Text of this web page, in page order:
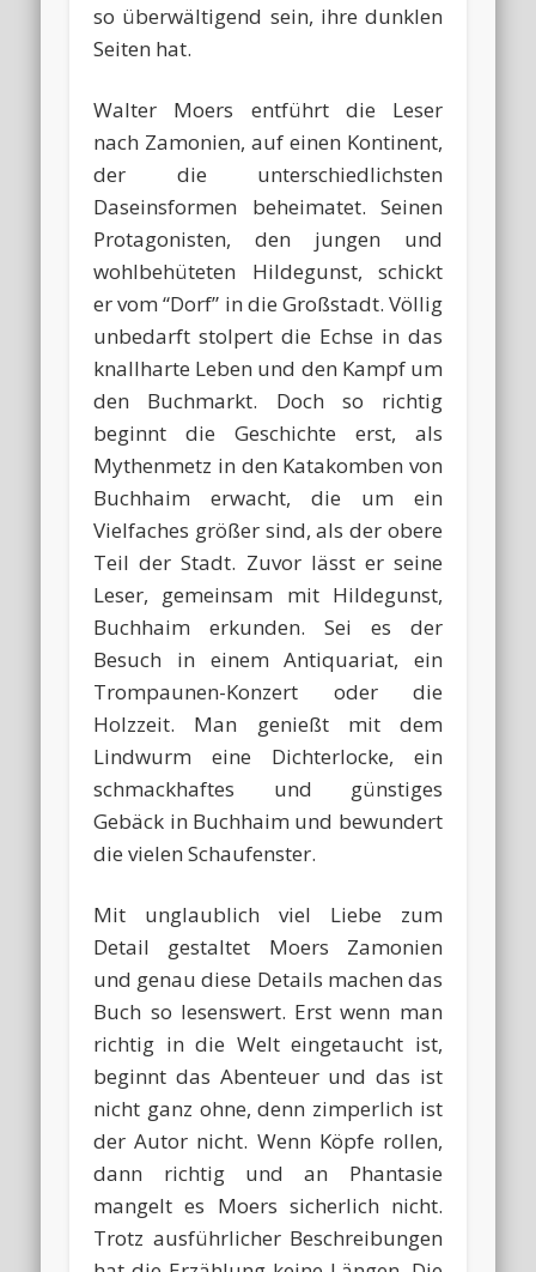
so überwältigend sein, ihre dunklen
Seiten hat.
Walter Moers entführt die Leser
nach Zamonien, auf einen Kontinent,
der die unterschiedlichsten
Daseinsformen beheimatet. Seinen
Protagonisten, den jungen und
wohlbehüteten Hildegunst, schickt
er vom “Dorf” in die Großstadt. Völlig
unbedarft stolpert die Echse in das
knallharte Leben und den Kampf um
den Buchmarkt. Doch so richtig
beginnt die Geschichte erst, als
Mythenmetz in den Katakomben von
Buchhaim erwacht, die um ein
Vielfaches größer sind, als der obere
Teil der Stadt. Zuvor lässt er seine
Leser, gemeinsam mit Hildegunst,
Buchhaim erkunden. Sei es der
Besuch in einem Antiquariat, ein
Trompaunen-Konzert oder die
Holzzeit. Man genießt mit dem
Lindwurm eine Dichterlocke, ein
schmackhaftes und günstiges
Gebäck in Buchhaim und bewundert
die vielen Schaufenster.
Mit unglaublich viel Liebe zum
Detail gestaltet Moers Zamonien
und genau diese Details machen das
Buch so lesenswert. Erst wenn man
richtig in die Welt eingetaucht ist,
beginnt das Abenteuer und das ist
nicht ganz ohne, denn zimperlich ist
der Autor nicht. Wenn Köpfe rollen,
dann richtig und an Phantasie
mangelt es Moers sicherlich nicht.
Trotz ausführlicher Beschreibungen